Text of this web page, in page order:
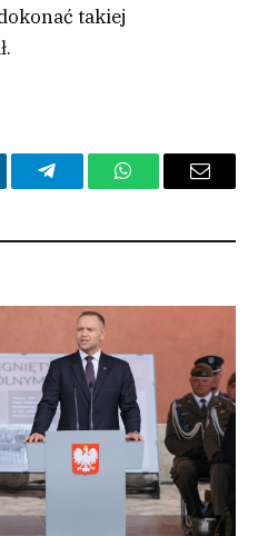
takiej
TelegramWhatsAppEmail